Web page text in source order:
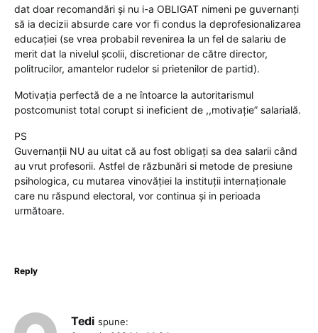
dat doar recomandări și nu i-a OBLIGAT nimeni pe guvernanți
să ia decizii absurde care vor fi condus la deprofesionalizarea
educației (se vrea probabil revenirea la un fel de salariu de
merit dat la nivelul școlii, discretionar de către director,
politrucilor, amantelor rudelor si prietenilor de partid).
Motivația perfectă de a ne întoarce la autoritarismul
postcomunist total corupt si ineficient de ,,motivație” salarială.
PS
Guvernanții NU au uitat că au fost obligați sa dea salarii când
au vrut profesorii. Astfel de răzbunări si metode de presiune
psihologica, cu mutarea vinovăției la instituții internaționale
care nu răspund electoral, vor continua și in perioada
următoare.
Reply
Tedi spune: